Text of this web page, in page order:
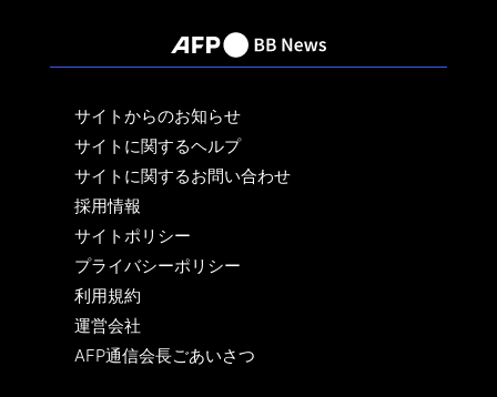
サイトからのお知らせ
サイトに関するヘルプ
サイトに関するお問い合わせ
採用情報
サイトポリシー
プライバシーポリシー
利用規約
運営会社
AFP通信会長ごあいさつ